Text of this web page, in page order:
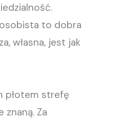
to dobra
własna, jest jak
płotem strefę
znaną. Za